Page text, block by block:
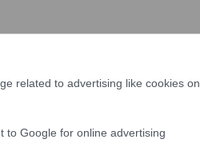
related to advertising like cookies on
to Google for online advertising
θα πρέπει να
το «Εφαρμογές».
να πατήσουν στο